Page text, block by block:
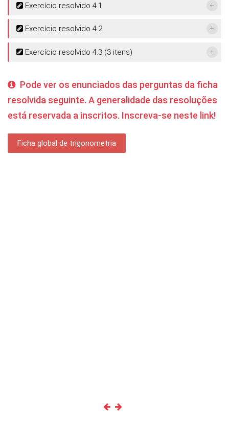
Exercício resolvido 4.1
Exercício resolvido 4.2
Exercício resolvido 4.3 (3 itens)
Pode ver os enunciados das perguntas da ficha
resolvida seguinte. A generalidade das resoluções
está reservada a inscritos. Inscreva-se neste link!
Ficha global de trigonometria